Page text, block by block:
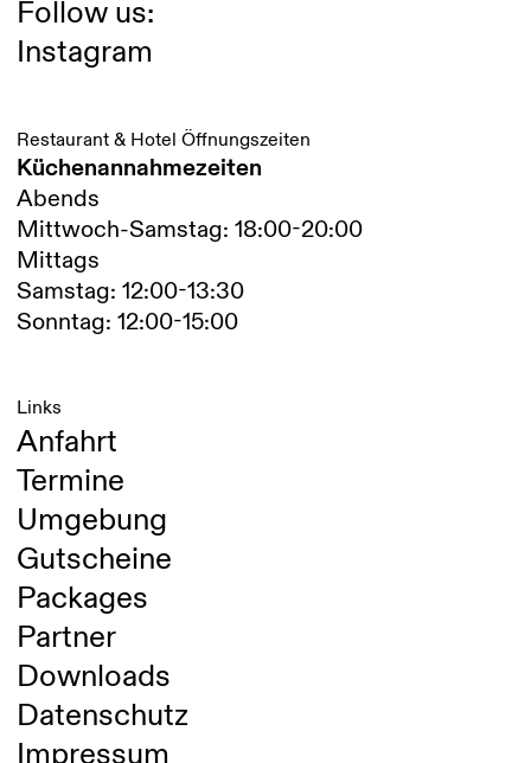
Follow us:
Instagram
Restaurant & Hotel Öffnungszeiten
Küchenannahmezeiten
Abends
Mittwoch-Samstag: 18:00-20:00
Mittags
Samstag: 12:00-13:30
Sonntag: 12:00-15:00
Links
Anfahrt
Termine
Umgebung
Gutscheine
Packages
Partner
Downloads
Datenschutz